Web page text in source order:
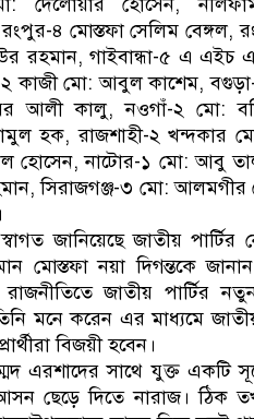
৪ মোস্তফা সেলিম
রহমান, গাইবান্ধা-৫ এ
কাজী মো: আবুল কাশেম,
আলী কালু, নওগাঁ-২ মো:
হক, রাজশাহী-২ খন্দকার
হোসেন, নাটোর-১ মো: আবু
সিরাজগঞ্জ-৩ মো: আলমগীর
জানিয়েছে জাতীয় পার্টির
মোস্তফা নয়া দিগন্তকে
রাজনীতিতে জাতীয় পার্টির
তিনি মনে করেন এর মাধ্যমে
বিজয়ী হবেন।
এরশাদের সাথে যুক্ত একটি
ছেড়ে দিতে নারাজ। ঠিক